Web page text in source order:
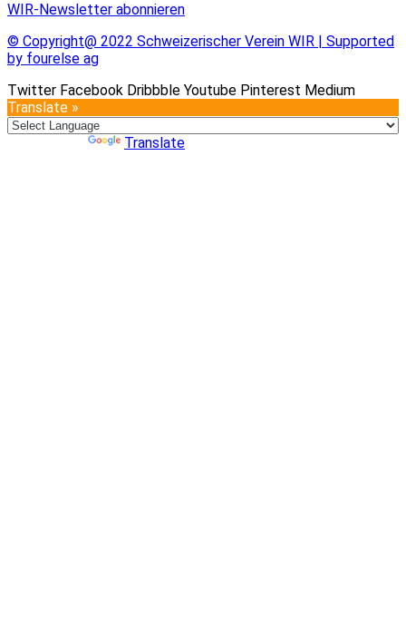
WIR-Newsletter abonnieren
© Copyright@ 2022 Schweizerischer Verein WIR | Supported
by fourelse ag
Twitter Facebook Dribbble Youtube Pinterest Medium
Translate »
Translate